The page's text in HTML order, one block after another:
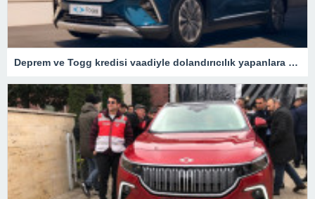
Deprem ve Togg kredisi vaadiyle dolandırıcılık yapanlara operasyon – Son Dakika Türkiye Haberleri